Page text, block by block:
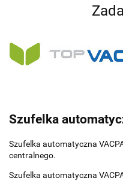
Szufelka
Szufelka automatyczna
centralnego.
Szufelka automatyczna